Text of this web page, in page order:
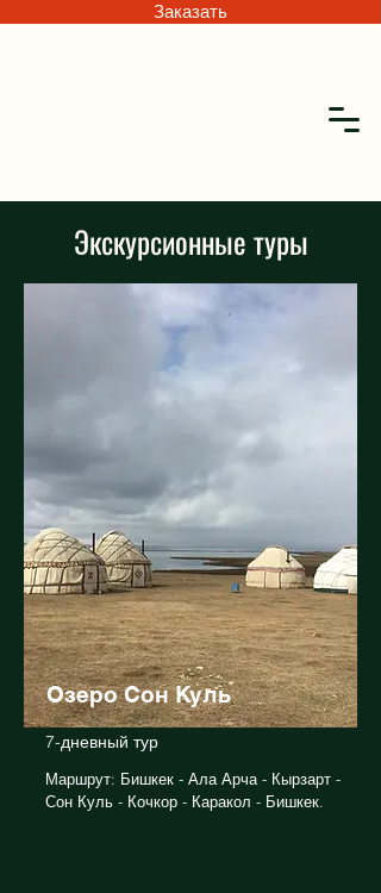
Заказать
Экскурсионные туры
7-дневный тур
Маршрут: Бишкек - Ала Арча - Кырзарт -
Сон Куль - Кочкор - Каракол - Бишкек.
Озеро Сон Куль